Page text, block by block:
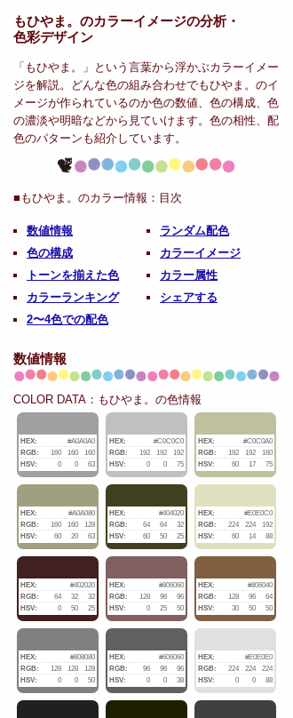
もひやま。のカラーイメージの分析・
色彩デザイン
「もひやま。」という言葉から浮かぶカラーイメー
ジを解説。どんな色の組み合わせでもひやま。のイ
メージが作られているのか色の数値、色の構成、色
の濃淡や明暗などから見ていけます。色の相性、配
色のパターンも紹介しています。
■もひやま。のカラー情報： 目次
数値情報
色の構成
トーンを揃えた色
カラーランキング
2〜4色での配色
ランダム配色
カラーイメージ
カラー属性
シェアする
数値情報
COLOR DATA：もひやま。の色情報
HEX:
#A0A0A0
RGB:
160 160
160
HSV:
0 0 63
HEX:
#C0C0C0
RGB:
192 192
192
HSV:
0 0 75
HEX:
#C0C0A0
RGB:
192 192
160
HSV:
60 17 75
HEX:
#A0A080
RGB:
160 160
128
HSV:
60 20 63
HEX:
#404020
RGB:
64 64
32
HSV:
60 50 25
HEX:
#E0E0C0
RGB:
224 224
192
HSV:
60 14 88
HEX:
#402020
RGB:
64 32
32
HSV:
0 50 25
HEX:
#806060
RGB:
128 96
96
HSV:
0 25 50
HEX:
#806040
RGB:
128 96
64
HSV:
30 50 50
HEX:
#808080
RGB:
128 128
128
HSV:
0 0 50
HEX:
#606060
RGB:
96 96
96
HSV:
0 0 38
HEX:
#E0E0E0
RGB:
224 224
224
HSV:
0 0 88